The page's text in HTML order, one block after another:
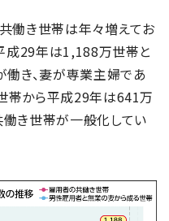
働き世帯は年々増えてお
成29年は1,188万世帯と
働き、妻が専業主婦であ
帯から平成29年は641万
働き世帯が一般化してい